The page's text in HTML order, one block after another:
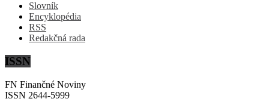
Slovník
Encyklopédia
RSS
Redakčná rada
ISSN
FN Finančné Noviny
ISSN 2644-5999